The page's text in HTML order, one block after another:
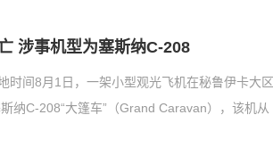
涉事机型为塞斯纳C-208
时间8月1日，一架小型观光飞机在秘鲁伊卡大
纳C-208“大篷车”（Grand Caravan），该机从